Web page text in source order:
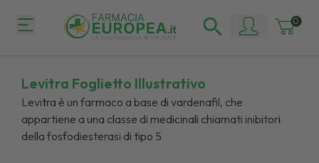
0
Levitra Foglietto Illustrativo
Levitra è un farmaco a base di vardenafil, che
appartiene a una classe di medicinali chiamati inibitori
della fosfodiesterasi di tipo 5